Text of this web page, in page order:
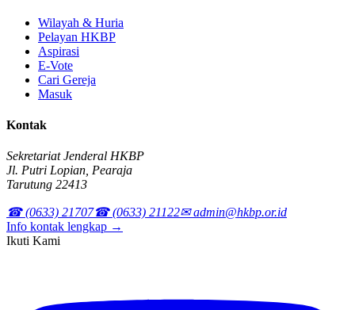
Wilayah & Huria
Pelayan HKBP
Aspirasi
E-Vote
Cari Gereja
Masuk
Kontak
Sekretariat Jenderal HKBP
Jl. Putri Lopian, Pearaja
Tarutung 22413
☎ (0633) 21707☎ (0633) 21122✉ admin@hkbp.or.id
Info kontak lengkap →
Ikuti Kami